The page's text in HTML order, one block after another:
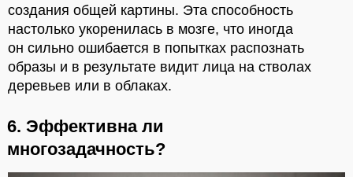
создания общей картины. Эта способность
настолько укоренилась в мозге, что иногда
он сильно ошибается в попытках распознать
образы и в результате видит лица на стволах
деревьев или в облаках.
6. Эффективна ли
многозадачность?